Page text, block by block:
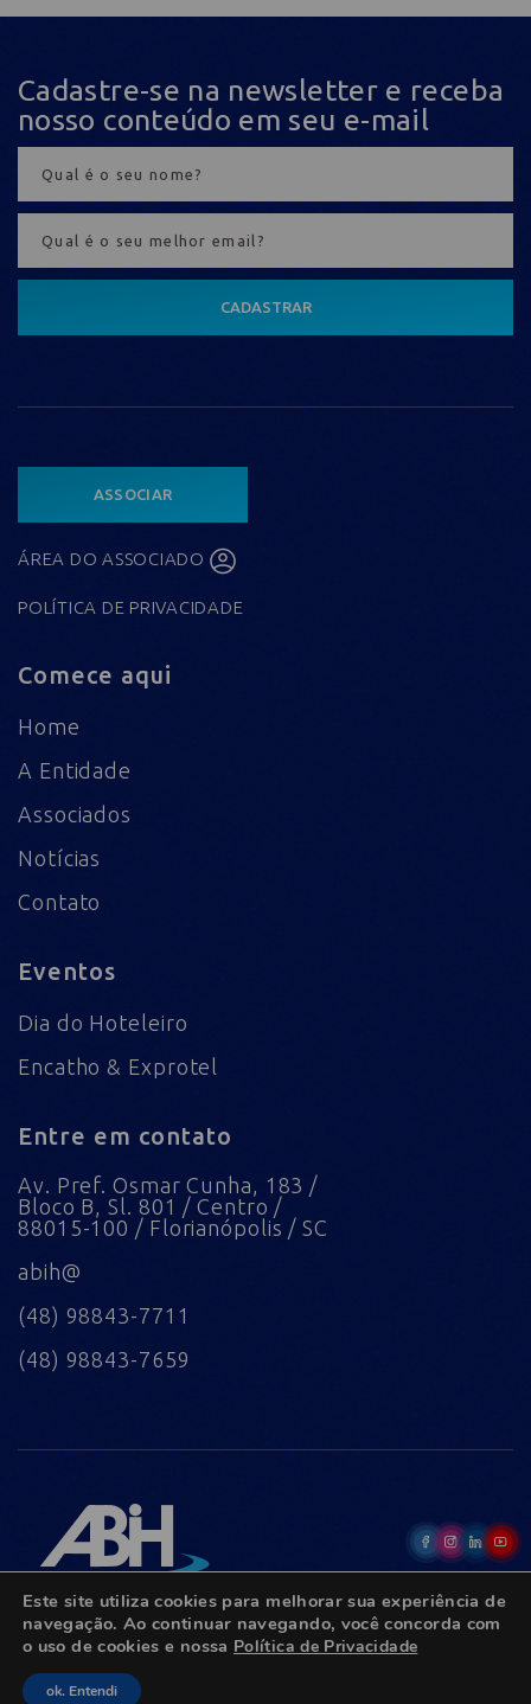
Cadastre-se na newsletter e receba
nosso conteúdo em seu e-mail
CADASTRAR
ASSOCIAR
ÁREA DO ASSOCIADO
POLÍTICA DE PRIVACIDADE
Comece aqui
Home
A Entidade
Associados
Notícias
Contato
Eventos
Dia do Hoteleiro
Encatho & Exprotel
Entre em contato
Av. Pref. Osmar Cunha, 183 /
Bloco B, Sl. 801 / Centro /
88015-100 / Florianópolis / SC
abih@
(48) 98843-7711
(48) 98843-7659
© Copyright 2022 - Todos os direitos reservados.
Este site utiliza cookies para melhorar sua experiência de
navegação. Ao continuar navegando, você concorda com
o uso de cookies e nossa Política de Privacidade
ok. Entendi